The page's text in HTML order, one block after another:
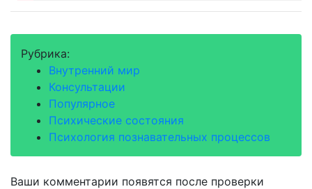
Рубрика:
Внутренний мир
Консультации
Популярное
Психические состояния
Психология познавательных процессов
Ваши комментарии появятся после проверки